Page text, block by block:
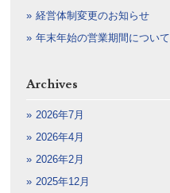
経営体制変更のお知らせ
年末年始の営業期間について
Archives
2026年7月
2026年4月
2026年2月
2025年12月